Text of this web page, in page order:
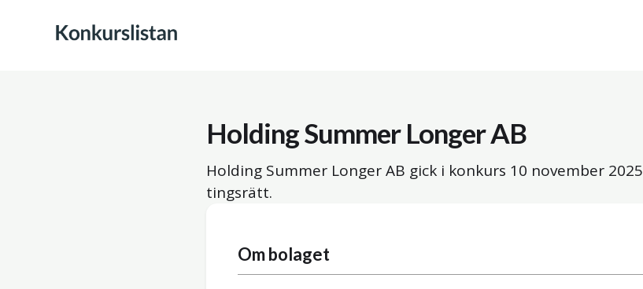
Holding Summer Longer AB
Holding Summer Longer AB gick i konkurs 10 november 2025
tingsrätt.
Om bolaget